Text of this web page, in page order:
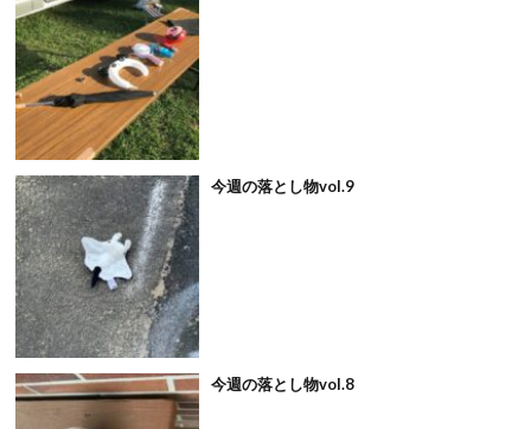
今週の落とし物vol.9
今週の落とし物vol.8